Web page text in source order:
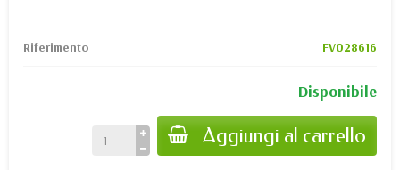
Riferimento FV028616
Disponibile
Aggiungi al carrello